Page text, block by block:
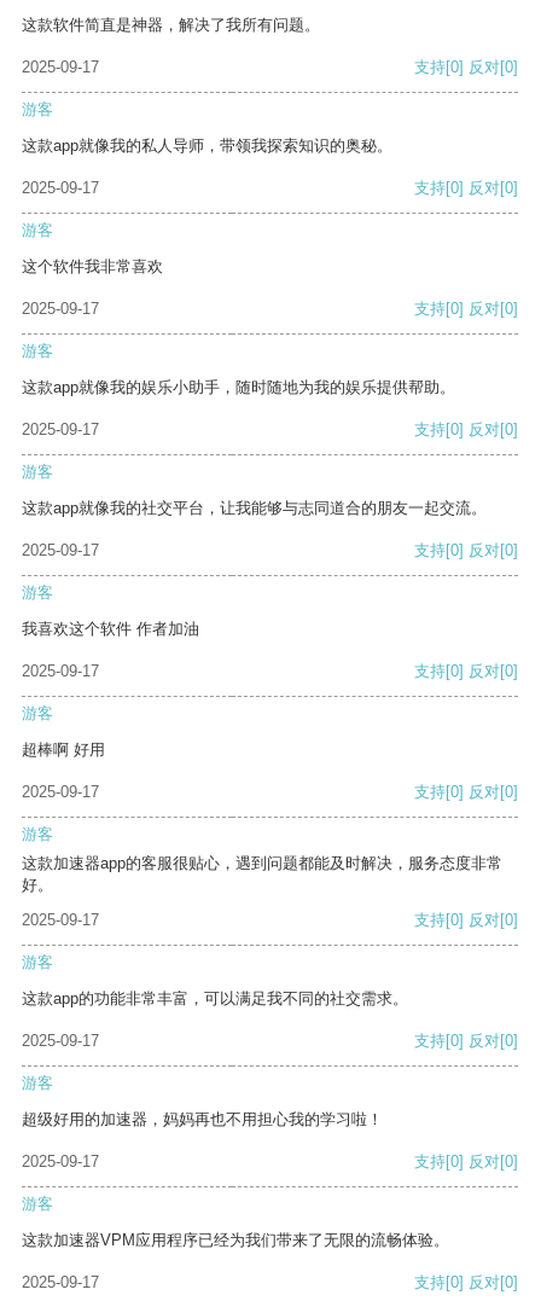
这款软件简直是神器，解决了我所有问题。
2025-09-17 支持[0] 反对[0]
游客
这款app就像我的私人导师，带领我探索知识的奥秘。
2025-09-17 支持[0] 反对[0]
游客
这个软件我非常喜欢
2025-09-17 支持[0] 反对[0]
游客
这款app就像我的娱乐小助手，随时随地为我的娱乐提供帮助。
2025-09-17 支持[0] 反对[0]
游客
这款app就像我的社交平台，让我能够与志同道合的朋友一起交流。
2025-09-17 支持[0] 反对[0]
游客
我喜欢这个软件 作者加油
2025-09-17 支持[0] 反对[0]
游客
超棒啊 好用
2025-09-17 支持[0] 反对[0]
游客
这款加速器app的客服很贴心，遇到问题都能及时解决，服务态度非常
好。
2025-09-17
支持[0] 反对[0]
游客
这款app的功能非常丰富，可以满足我不同的社交需求。
2025-09-17 支持[0] 反对[0]
游客
超级好用的加速器，妈妈再也不用担心我的学习啦！
2025-09-17 支持[0] 反对[0]
游客
这款加速器VPM应用程序已经为我们带来了无限的流畅体验。
2025-09-17 支持[0] 反对[0]